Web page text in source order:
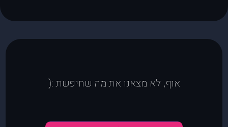
אוף, לא מצאנו את מה שחיפשת :(